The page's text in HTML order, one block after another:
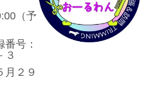
（予
号：
３
月２９